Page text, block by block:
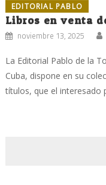
EDITORIAL PABLO
Libros en venta
noviembre 13, 2025
La Editorial Pablo de la
Cuba, dispone en su
títulos, que el interesado